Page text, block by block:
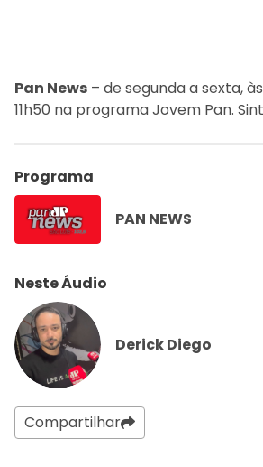
Pan News – de segunda a sexta,
11h50 na programa Jovem Pan.
Programa
PAN NEWS
Neste Áudio
Derick Diego
Compartilhar